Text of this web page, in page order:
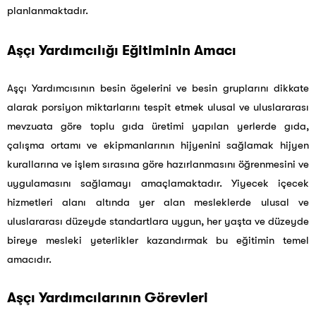
planlanmaktadır.
Aşçı Yardımcılığı Eğitiminin Amacı
Aşçı Yardımcısının besin ögelerini ve besin gruplarını dikkate
alarak porsiyon miktarlarını tespit etmek ulusal ve uluslararası
mevzuata göre toplu gıda üretimi yapılan yerlerde gıda,
çalışma ortamı ve ekipmanlarının hijyenini sağlamak hijyen
kurallarına ve işlem sırasına göre hazırlanmasını öğrenmesini ve
uygulamasını sağlamayı amaçlamaktadır. Yiyecek içecek
hizmetleri alanı altında yer alan mesleklerde ulusal ve
uluslararası düzeyde standartlara uygun, her yaşta ve düzeyde
bireye mesleki yeterlikler kazandırmak bu eğitimin temel
amacıdır.
Aşçı Yardımcılarının Görevleri